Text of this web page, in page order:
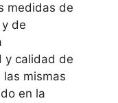
medidas de
de
y calidad de
mismas
en la